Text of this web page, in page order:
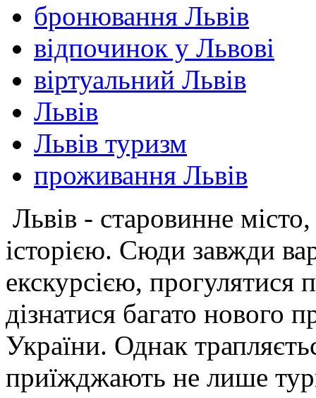
бронювання Львів
відпочинок у Львові
віртуальний Львів
Львів
Львів туризм
проживання Львів
Львів - старовинне
історією. Сюди завжди
екскурсією, прогулятися
дізнатися багато нового
України. Однак
приїжджають не лише